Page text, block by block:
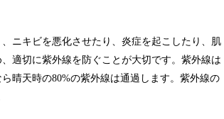
ニキビを悪化させたり、炎症を起こしたり、肌
適切に紫外線を防ぐことが大切です。紫外線は
晴天時の80%の紫外線は通過します。紫外線の